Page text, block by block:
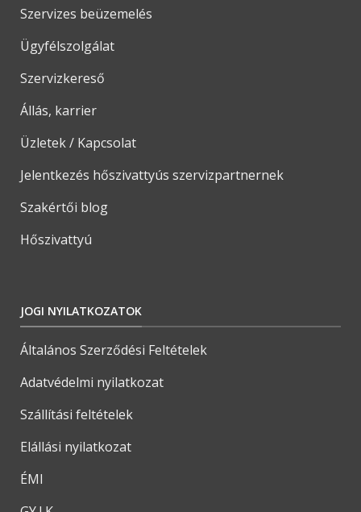
Szervizes beüzemelés
Ügyfélszolgálat
Szervizkereső
Állás, karrier
Üzletek / Kapcsolat
Jelentkezés hőszivattyús szervizpartnernek
Szakértői blog
Hőszivattyú
JOGI NYILATKOZATOK
Általános Szerződési Feltételek
Adatvédelmi nyilatkozat
Szállítási feltételek
Elállási nyilatkozat
ÉMI